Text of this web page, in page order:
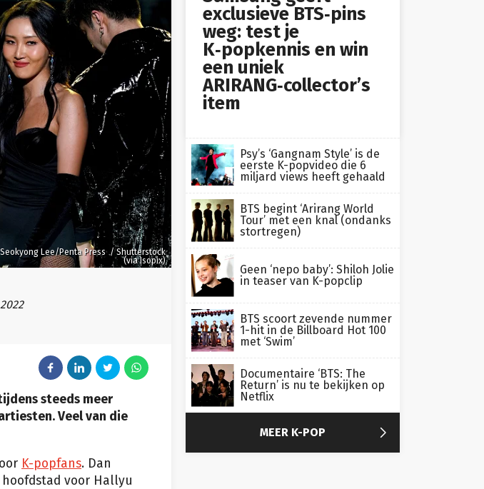
Lee/Penta Press / Shutterstock
(via Isopix)
steeds meer
Veel van die
K-popfans. Dan
voor Hallyu
exclusieve BTS‑pins
weg: test je
K‑popkennis en win
een uniek
ARIRANG‑collector’s
item
Psy’s ‘Gangnam Style’ is de
eerste K-popvideo die 6
miljard views heeft gehaald
BTS begint ‘Arirang World
Tour’ met een knal (ondanks
stortregen)
Geen ‘nepo baby’: Shiloh Jolie
in teaser van K-popclip
BTS scoort zevende nummer
1-hit in de Billboard Hot 100
met ‘Swim’
Documentaire ‘BTS: The
Return’ is nu te bekijken op
Netflix
MEER K-POP 